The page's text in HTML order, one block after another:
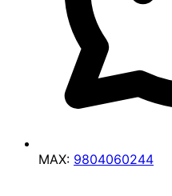
MAX: 9804060244